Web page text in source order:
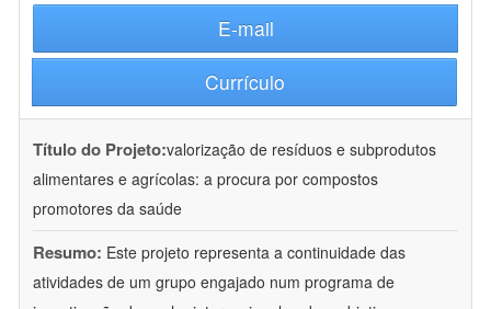
E-mail
Currículo
Título do Projeto:valorização de resíduos e subprodutos
alimentares e agrícolas: a procura por compostos
promotores da saúde
Resumo: Este projeto representa a continuidade das
atividades de um grupo engajado num programa de